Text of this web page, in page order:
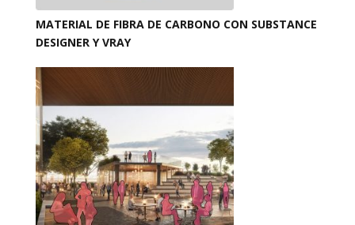
MATERIAL DE FIBRA DE CARBONO CON SUBSTANCE
DESIGNER Y VRAY